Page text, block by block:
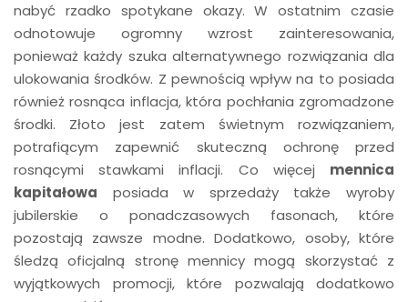
nabyć rzadko spotykane okazy. W ostatnim czasie
odnotowuje ogromny wzrost zainteresowania,
ponieważ każdy szuka alternatywnego rozwiązania dla
ulokowania środków. Z pewnością wpływ na to posiada
również rosnąca inflacja, która pochłania zgromadzone
środki. Złoto jest zatem świetnym rozwiązaniem,
potrafiącym zapewnić skuteczną ochronę przed
rosnącymi stawkami inflacji. Co więcej mennica
kapitałowa posiada w sprzedaży także wyroby
jubilerskie o ponadczasowych fasonach, które
pozostają zawsze modne. Dodatkowo, osoby, które
śledzą oficjalną stronę mennicy mogą skorzystać z
wyjątkowych promocji, które pozwalają dodatkowo